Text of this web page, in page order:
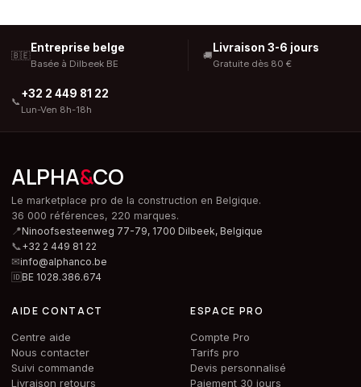
🇧🇪
Entreprise belge
Basée à Dilbeek BE
🚚
Livraison 3-6 jours
Gratuite dès 80 €
📞
+32 2 449 81 22
Lun-Ven 8h-18h
ALPHA&CO
Le marketplace pro de la construction en Belgique.
36 000 références, 220 marques.
📍Ninoofsesteenweg 77-79, 1700 Dilbeek, Belgique
📞+32 2 449 81 22
✉info@alphanco.be
🆔BE 1028.386.674
AIDE CONTACT
Centre aide
Nous contacter
Suivi commande
Livraison retours
ESPACE PRO
Compte Pro
Tarifs pro
Devis personnalisé
Paiement 30 jours